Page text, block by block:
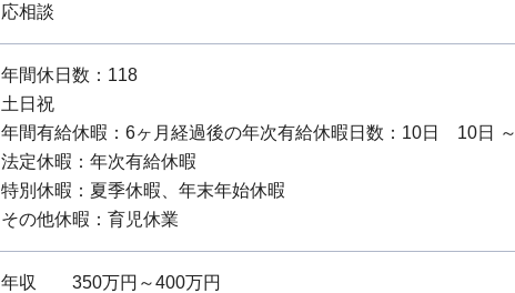
応相談
年間休日数：118
土日祝
年間有給休暇：6ヶ月経過後の年次有給休暇日数：10日 10日 ～
法定休暇：年次有給休暇
特別休暇：夏季休暇、年末年始休暇
その他休暇：育児休業
年収 350万円～400万円